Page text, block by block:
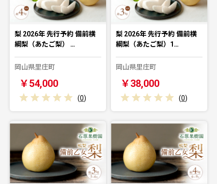
梨 2026年 先行予約 備前横
綱梨（あたご梨） …
岡山県里庄町
￥54,000
(0)
梨 2026年 先行予約 備前横
綱梨（あたご梨）1…
岡山県里庄町
￥38,000
(0)